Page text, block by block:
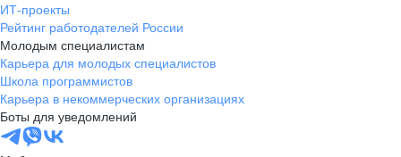
ИТ-проекты
Рейтинг работодателей России
Молодым специалистам
Карьера для молодых специалистов
Школа программистов
Карьера в некоммерческих организациях
Боты для уведомлений